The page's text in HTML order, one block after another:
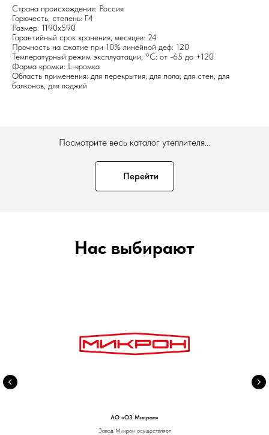
Страна происхождения: Россия
Горючесть, степень: Г4
Размер: 1190х590
Гарантийный срок хранения, месяцев: 24
Прочность на сжатие при 10% линейной деф: 120
Температурный режим эксплуатации, °C: от -65 до +120
Форма кромки: L-кромка
Область применения: для перекрытия, для пола, для стен, для
балконов, для лоджий
Посмотрите весь каталог утеплителя...
Перейти
Нас выбирают
АО «ОЗ Микрон»
Завод Микрон осуществляет